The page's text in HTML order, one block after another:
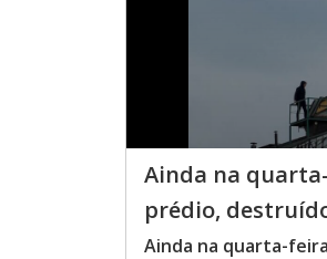
Ainda na
prédio,
Ainda na quarta-